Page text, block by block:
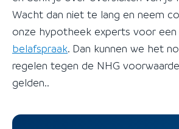
Wacht dan niet te lang en neem
onze hypotheek experts voor een
belafspraak. Dan kunnen we het
regelen tegen de NHG
gelden..